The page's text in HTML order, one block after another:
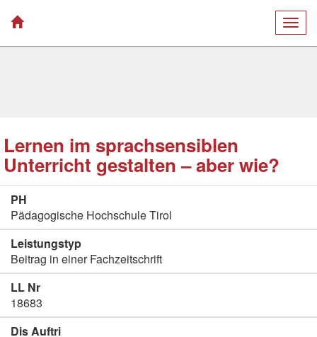
Lernen im sprachsensiblen
Unterricht gestalten – aber wie?
PH
Pädagogische Hochschule Tirol
Leistungstyp
Beitrag in einer Fachzeitschrift
LL Nr
18683
Dis Auftri